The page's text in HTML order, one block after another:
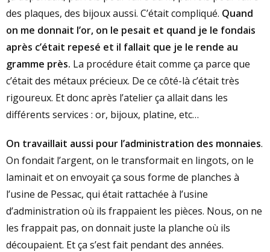
des plaques, des bijoux aussi. C’était compliqué. Quand
on me donnait l’or, on le pesait et quand je le fondais
après c’était repesé et il fallait que je le rende au
gramme près. La procédure était comme ça parce que
c’était des métaux précieux. De ce côté-là c’était très
rigoureux. Et donc après l’atelier ça allait dans les
différents services : or, bijoux, platine, etc…
On travaillait aussi pour l’administration des monnaies.
On fondait l’argent, on le transformait en lingots, on le
laminait et on envoyait ça sous forme de planches à
l’usine de Pessac, qui était rattachée à l’usine
d’administration où ils frappaient les pièces. Nous, on ne
les frappait pas, on donnait juste la planche où ils
découpaient. Et ça s’est fait pendant des années.